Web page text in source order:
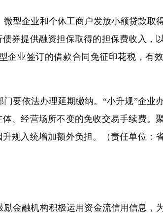
企业和个体工商户发放小额贷款取
券提供融资担保取得的担保费收入，
业签订的借款合同免征印花税，有效
依法办理延期缴纳。“小升规”企业
、经营场所不变的免收交易手续费。
规入统增加额外负担。（责任单位：
融机构积极运用资金流信用信息，